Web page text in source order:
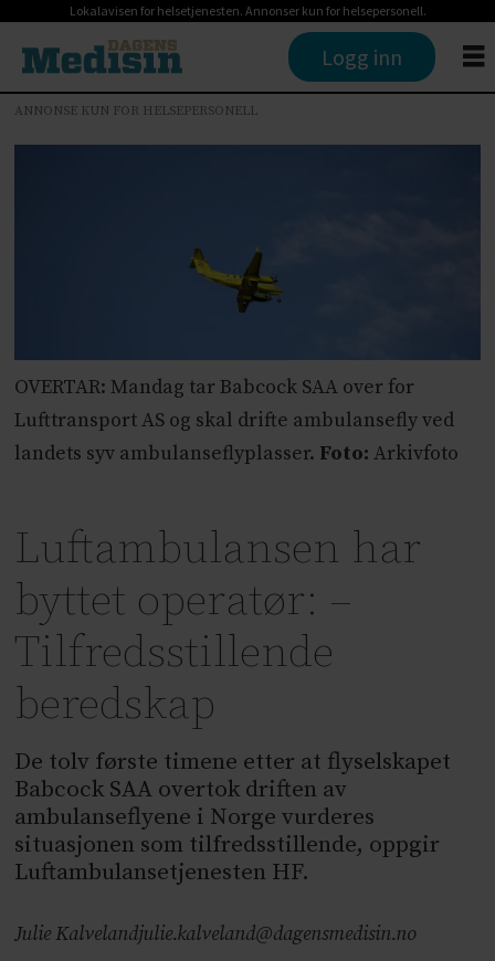
Lokalavisen for helsetjenesten. Annonser kun for helsepersonell.
Logg inn
ANNONSE KUN FOR HELSEPERSONELL
OVERTAR: Mandag tar Babcock SAA over for
Lufttransport AS og skal drifte ambulansefly ved
landets syv ambulanseflyplasser. Foto: Arkivfoto
Luftambulansen har
byttet operatør: –
Tilfredsstillende
beredskap
De tolv første timene etter at flyselskapet
Babcock SAA overtok driften av
ambulanseflyene i Norge vurderes
situasjonen som tilfredsstillende, oppgir
Luftambulansetjenesten HF.
Julie Kalvelandjulie.kalveland@dagensmedisin.no